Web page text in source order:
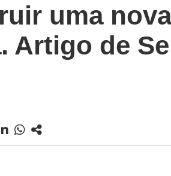
uma
Artigo de